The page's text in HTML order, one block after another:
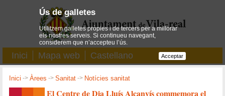
Inici Mapa web Castellano
Inici ->Àrees ->Sanitat -> Notícies sanitat
El Centre de Dia Lluís Alcanyís commemora el
Ús de galletes
Utilitzem galletes pròpies i de tercers per a millorar
els nostres serveis. Si continueu navegant,
considerem que n’accepteu l’ús.
Acceptar